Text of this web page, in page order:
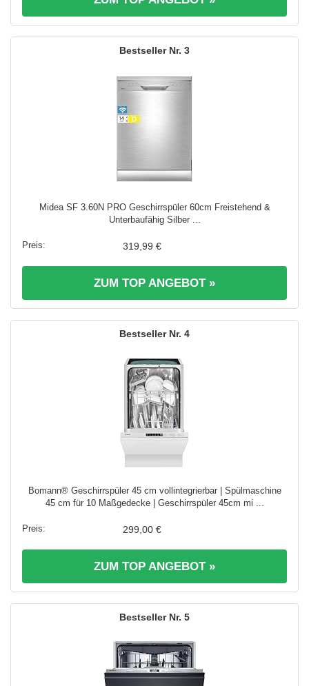
3
Midea SF 3.60N PRO Geschirrspüler 60cm Freistehend &
Unterbaufähig Silber ...
319,99 €
ZUM TOP ANGEBOT »
4
Bomann® Geschirrspüler 45 cm vollintegrierbar | Spülmaschine
45 cm für 10 Maßgedecke | Geschirrspüler 45cm mi ...
299,00 €
ZUM TOP ANGEBOT »
5